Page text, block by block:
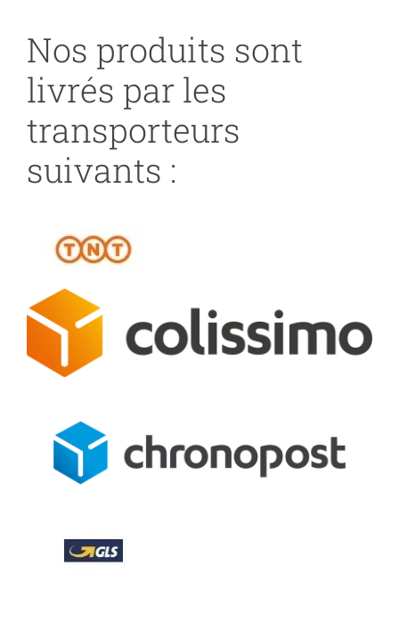
Nos produits sont
livrés par les
transporteurs
suivants :